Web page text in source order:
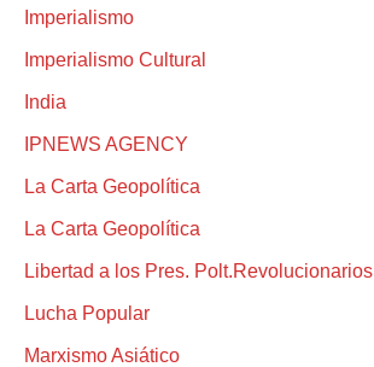
Imperialismo
Imperialismo Cultural
India
IPNEWS AGENCY
La Carta Geopolítica
La Carta Geopolítica
Libertad a los Pres. Polt.Revolucionarios
Lucha Popular
Marxismo Asiático